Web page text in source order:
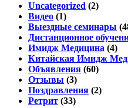
Uncategorized (2)
Видео (1)
Выездные семинары
Дистанционное
Имидж Медицина (4)
Китайская Имидж
Объявления (60)
Отзывы (3)
Поздравления (2)
Ретрит (33)